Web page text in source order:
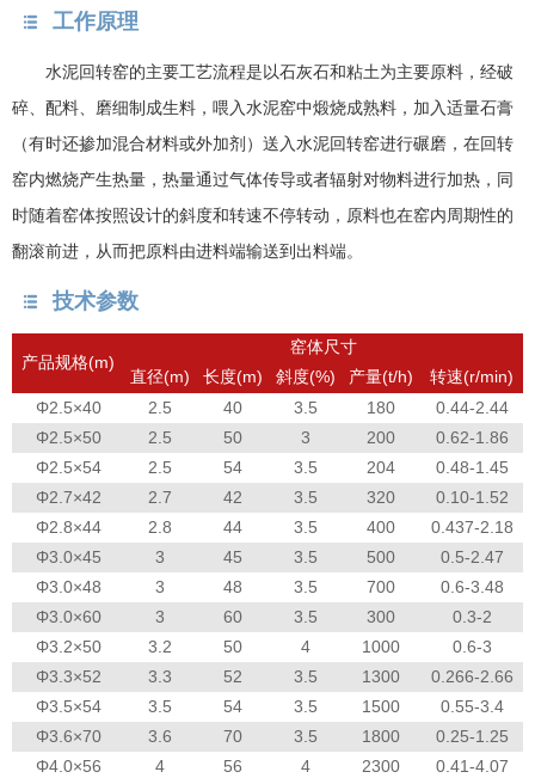
工作原理
水泥回转窑的主要工艺流程是以石灰石和粘土为主要原料，经破
碎、配料、磨细制成生料，喂入水泥窑中煅烧成熟料，加入适量石膏
（有时还掺加混合材料或外加剂）送入水泥回转窑进行碾磨，在回转
窑内燃烧产生热量，热量通过气体传导或者辐射对物料进行加热，同
时随着窑体按照设计的斜度和转速不停转动，原料也在窑内周期性的
翻滚前进，从而把原料由进料端输送到出料端。
技术参数
产品规格(m)
窑体尺寸
直径(m)
长度(m) 斜度(%) 产量(t/h)
转速(r/min)
Φ2.5×40
2.5 40 3.5 180
0.44-2.44
Φ2.5×50
2.5 50 3 200
0.62-1.86
Φ2.5×54
2.5 54 3.5 204
0.48-1.45
Φ2.7×42
2.7 42 3.5 320
0.10-1.52
Φ2.8×44
2.8 44 3.5 400
0.437-2.18
Φ3.0×45
3 45 3.5 500
0.5-2.47
Φ3.0×48
3 48 3.5 700
0.6-3.48
Φ3.0×60
3 60 3.5 300
0.3-2
Φ3.2×50
3.2 50 4 1000
0.6-3
Φ3.3×52
3.3 52 3.5 1300
0.266-2.66
Φ3.5×54
3.5 54 3.5 1500
0.55-3.4
Φ3.6×70
3.6 70 3.5 1800
0.25-1.25
Φ4.0×56
4 56 4 2300
0.41-4.07